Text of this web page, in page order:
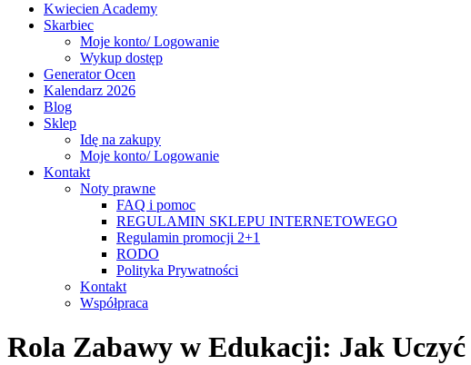
Kwiecien Academy
Skarbiec
Moje konto/ Logowanie
Wykup dostęp
Generator Ocen
Kalendarz 2026
Blog
Sklep
Idę na zakupy
Moje konto/ Logowanie
Kontakt
Noty prawne
FAQ i pomoc
REGULAMIN SKLEPU INTERNETOWEGO
Regulamin promocji 2+1
RODO
Polityka Prywatności
Kontakt
Współpraca
Rola Zabawy w Edukacji: Jak Uczyć